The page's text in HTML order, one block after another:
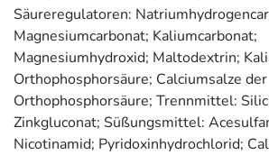
Nährstoffexperten formuliert.
sind auf Sicherheit geprüft und
* Vitamin C, Vitamin D und Zink tragen zueiner
Immunsystemsbei. Vitamin C und Zink tragen dazu
oxidativem Stress zu schützen . Vitamin D und
der Zellteilung
Säureregulatoren:
Magnesiumcarbonat; Kaliumcarbonat;
Magnesiumhydroxid; Maltodextrin;
Orthophosphorsäure; Calciumsalze der
Orthophosphorsäure; Trennmittel:
Zinkgluconat; Süßungsmittel:
Nicotinamid; Pyridoxinhydrochlorid;